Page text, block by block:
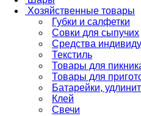
Хозяйственные товары
Губки и салфетки
Совки для сыпучих
Средства
Текстиль
Товары для
Товары для
Батарейки,
Клей
Свечи